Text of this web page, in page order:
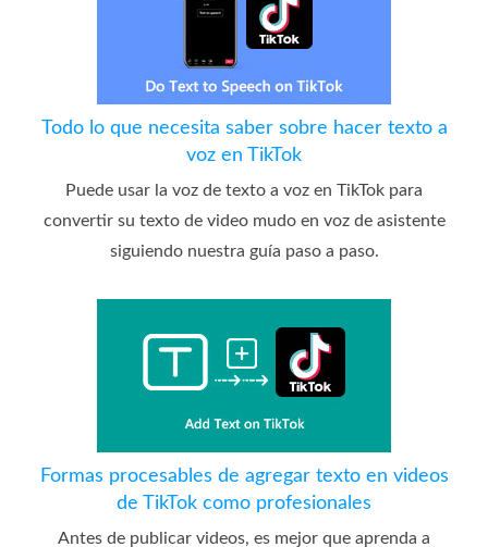
Todo lo que necesita saber sobre hacer texto a
voz en TikTok
Puede usar la voz de texto a voz en TikTok para
convertir su texto de video mudo en voz de asistente
siguiendo nuestra guía paso a paso.
Formas procesables de agregar texto en videos
de TikTok como profesionales
Antes de publicar videos, es mejor que aprenda a